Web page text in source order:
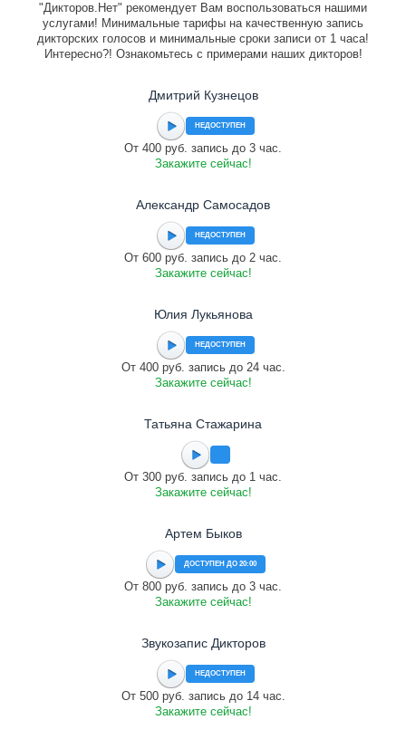
"Дикторов.Нет" рекомендует Вам воспользоваться нашими
услугами! Минимальные тарифы на качественную запись
дикторских голосов и минимальные сроки записи от 1 часа!
Интересно?! Ознакомьтесь с примерами наших дикторов!
Дмитрий Кузнецов
НЕДОСТУПЕН
От 400 руб. запись до 3 час.
Закажите сейчас!
Александр Самосадов
НЕДОСТУПЕН
От 600 руб. запись до 2 час.
Закажите сейчас!
Юлия Лукьянова
НЕДОСТУПЕН
От 400 руб. запись до 24 час.
Закажите сейчас!
Татьяна Стажарина
От 300 руб. запись до 1 час.
Закажите сейчас!
Артем Быков
ДОСТУПЕН ДО 20:00
От 800 руб. запись до 3 час.
Закажите сейчас!
Звукозапис Дикторов
НЕДОСТУПЕН
От 500 руб. запись до 14 час.
Закажите сейчас!